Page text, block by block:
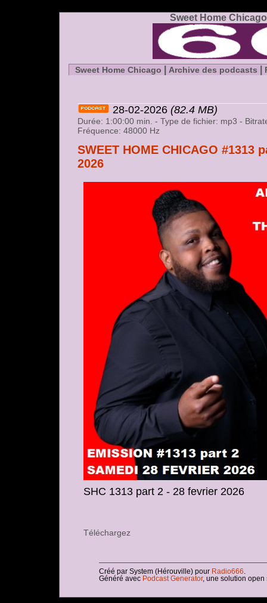
Sweet Home
Sweet Home Chicago Archive des podcasts
28-02-2026 (82.4 MB)
Durée: 1:00:00 min. - Type de fichier: mp3 -
Fréquence: 48000 Hz
SWEET HOME CHICAGO #1313
2026
SHC 1313 part 2 - 28 fevrier 2026
Téléchargez
Créé par System (Hérouville) pour Radio666
Généré avec Podcast Generator, une solution open